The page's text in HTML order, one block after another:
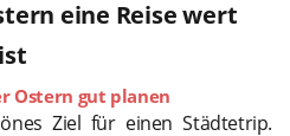
eine Reise wert
ist
Ostern gut planen
Ziel für einen Städtetrip.